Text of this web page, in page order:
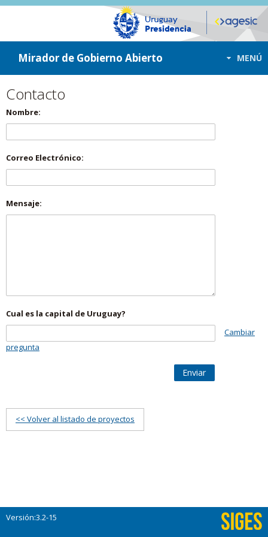
ir a contenido
ir al menú
Mirador de Gobierno Abierto MENÚ
Contacto
Nombre:
Correo Electrónico:
Mensaje:
Cual es la capital de Uruguay?
Cambiar
pregunta
Enviar
<< Volver al listado de proyectos
Versión:3.2-15